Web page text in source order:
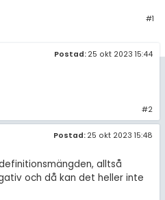
#1
Postad: 25 okt 2023 15:44
#2
Postad: 25 okt 2023 15:48
alltså
och då kan det heller inte